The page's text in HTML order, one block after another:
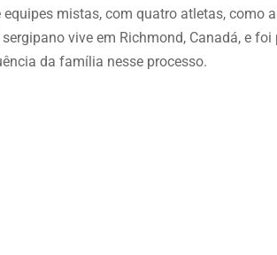
equipes mistas, com quatro atletas, como
sergipano vive em Richmond, Canadá, e
da família nesse processo.